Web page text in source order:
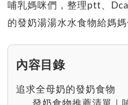
哺乳媽咪們，整理ptt、
的發奶湯湯水水食物給媽媽
內容目錄
追求全母奶的發奶食物